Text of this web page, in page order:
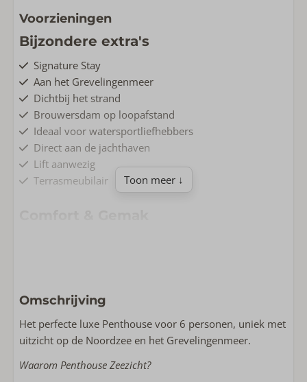
Voorzieningen
Bijzondere extra's
Signature Stay
Aan het Grevelingenmeer
Dichtbij het strand
Brouwersdam op loopafstand
Ideaal voor watersportliefhebbers
Direct aan de jachthaven
Lift aanwezig
Terrasmeubilair
Gratis Wifi
Rookvrij
Wasmachine
Wonen & Koken
Toon meer ↓
Omschrijving
Het perfecte luxe Penthouse voor 6 personen, uniek met
uitzicht op de Noordzee en het Grevelingenmeer.
Waarom Penthouse Zeezicht?